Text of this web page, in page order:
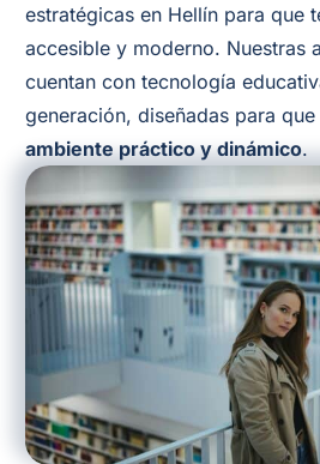
estratégicas en Hellín para que
accesible y moderno. Nuestras
cuentan con tecnología
generación, diseñadas para
ambiente práctico y dinámico.